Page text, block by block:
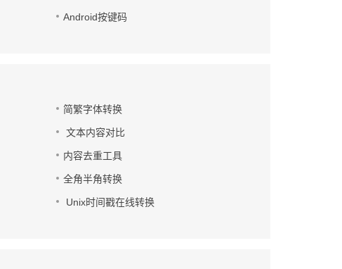
Android按键码
简繁字体转换
文本内容对比
内容去重工具
全角半角转换
Unix时间戳在线转换